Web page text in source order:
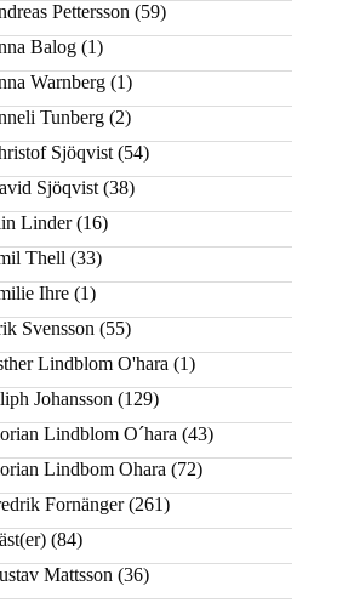
Pettersson (59)
Balog (1)
Warnberg (1)
Tunberg (2)
Sjöqvist (54)
Sjöqvist (38)
Linder(16)
Thell (33)
Ihre (1)
Svensson (55)
Lindblom O'hara (1)
Johansson (129)
Lindblom O´hara (43)
Lindbom Ohara (72)
Fornänger(261)
(84)
Mattsson (36)